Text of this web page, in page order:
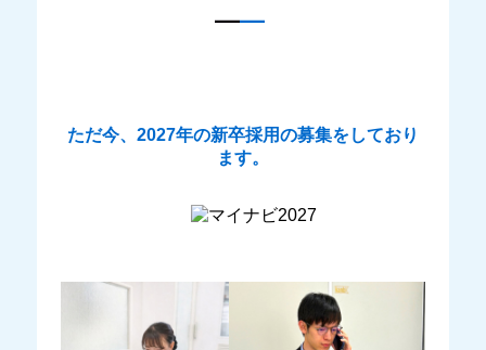
ただ今、2027年の新卒採用の募集をしており
ます。